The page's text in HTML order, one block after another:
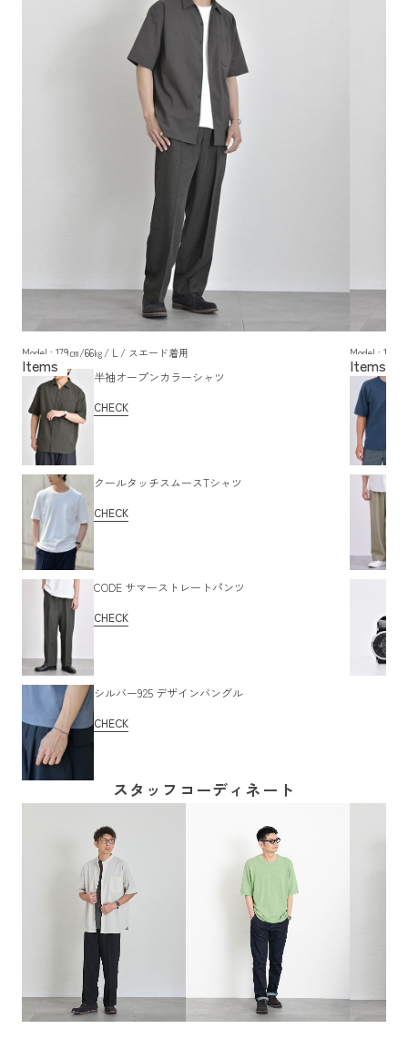
Model : 179㎝/66㎏/ L / スエード着用
半袖オープンカラーシャツ
CHECK
クールタッチスムースTシャツ
CHECK
CODE サマーストレートパンツ
CHECK
シルバー925 デザインバングル
CHECK
Model : 179
スタッフコーディネート